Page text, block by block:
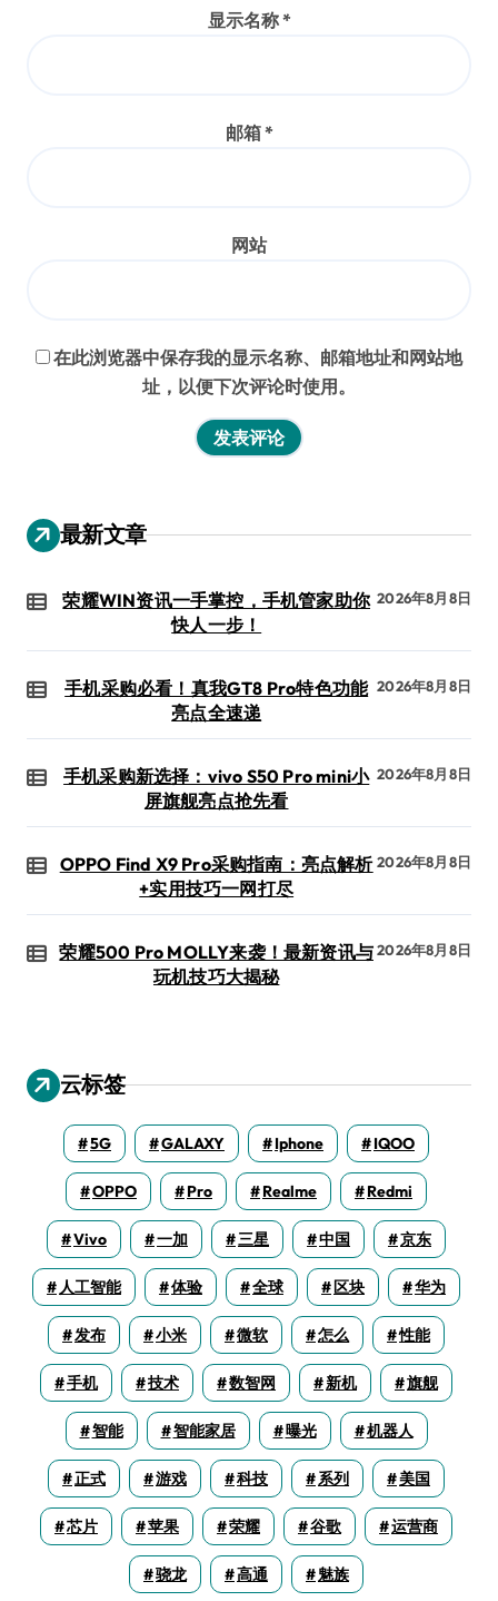
显示名称*
邮箱*
网站
在此浏览器中保存我的显示名称、邮箱地址和网站地
址，以便下次评论时使用。
最新文章
荣耀WIN资讯一手掌控，手机管家助你
快人一步！
2026年8月8日
手机采购必看！真我GT8 Pro特色功能
亮点全速递
2026年8月8日
手机采购新选择：vivo S50 Pro mini小
屏旗舰亮点抢先看
2026年8月8日
OPPO Find X9 Pro采购指南：亮点解析
+实用技巧一网打尽
2026年8月8日
荣耀500 Pro MOLLY来袭！最新资讯与
玩机技巧大揭秘
2026年8月8日
云标签
5G GALAXY Iphone IQOO
OPPO Pro Realme Redmi
Vivo 一加 三星 中国 京东
人工智能 体验 全球 区块 华为
发布 小米 微软 怎么 性能
手机 技术 数智网 新机 旗舰
智能 智能家居 曝光 机器人
正式 游戏 科技 系列 美国
芯片 苹果 荣耀 谷歌 运营商
骁龙 高通 魅族